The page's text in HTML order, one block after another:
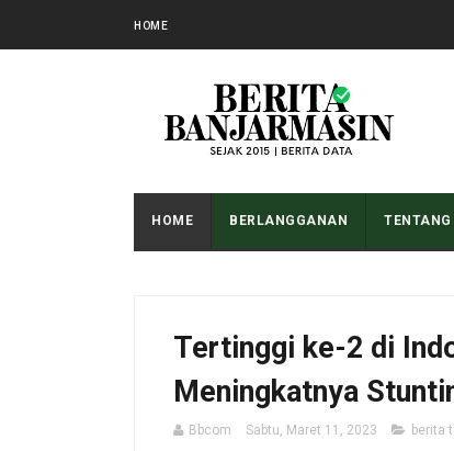
HOME
HOME BERLANGGANAN TENTANG
Tertinggi ke-2 di
Meningkatnya
Bbcom Sabtu, Maret 11, 2023 berita